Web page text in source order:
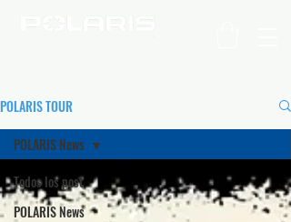
POLARIS TOUR
Todos los post
POLARIS News
POLARIS News